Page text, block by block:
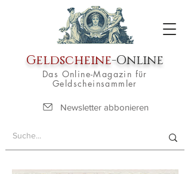
Geldscheine-Online
Das Online-Magazin für
Geldscheinsammler
Newsletter abbonieren